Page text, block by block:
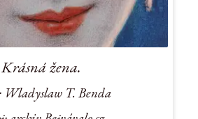
Krásná žena.
Wladyslaw T. Benda